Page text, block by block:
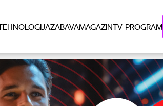
ZABAVAMAGAZINTV PROGRAM